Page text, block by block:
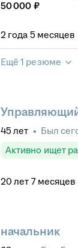
50 000 ₽
2 года 5 месяцев
Ещё 1 резюме
45 лет • Был
Активно ищет
20 лет 7 месяцев
начальник